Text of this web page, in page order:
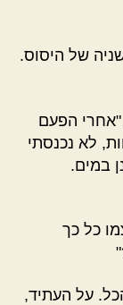
של היסוס.
"אחרי הפעם
לא נכנסתי
במים.
כל כך
על העתיד,